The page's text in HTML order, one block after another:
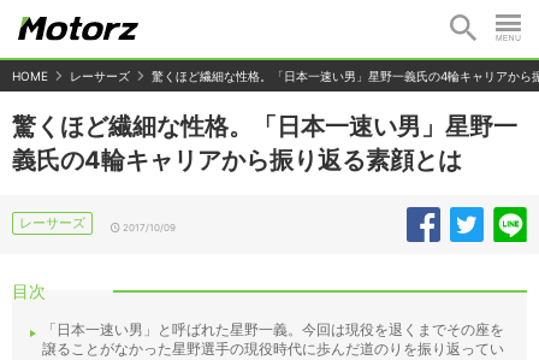
HOME レーサーズ 驚くほど繊細な性格。「日本一速い男」星野一義氏の4輪キャリアから
驚くほど繊細な性格。「日本一速い男」星野一
義氏の4輪キャリアから振り返る素顔とは
レーサーズ 2017/10/09
目次
「日本一速い男」と呼ばれた星野一義。今回は現役を退くまでその座を
譲ることがなかった星野選手の現役時代に歩んだ道のりを振り返ってい